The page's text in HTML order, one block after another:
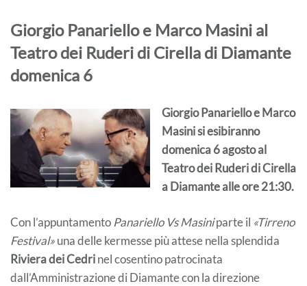
Giorgio Panariello e Marco Masini al
Teatro dei Ruderi di Cirella di Diamante
domenica 6
Giorgio Panariello e Marco
Masini si esibiranno
domenica 6 agosto al
Teatro dei Ruderi di Cirella
a Diamante alle ore 21:30.
Con l’appuntamento Panariello Vs Masiniparte il «Tirreno
Festival»una delle kermesse più attese nella splendida
Riviera dei Cedrinel cosentino patrocinata
dall’Amministrazione di Diamante con la direzione